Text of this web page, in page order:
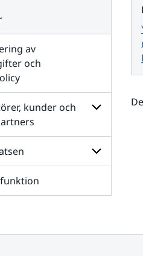
av
och
kunder och
Undersidor
för
och
för